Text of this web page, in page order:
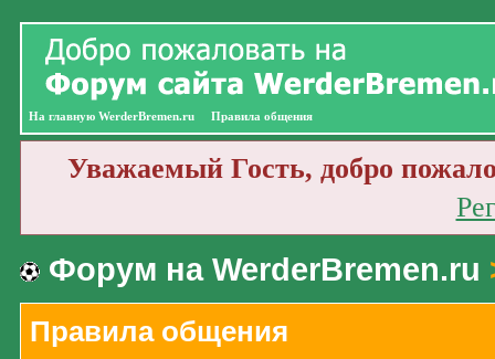
На главную WerderBremen.ru Правила общения
Уважаемый Гость, добро
Форум на WerderBremen.ru
Правила общения